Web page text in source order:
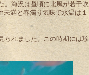
。海況は昼頃に北風が若干吹
未満と春濁り気味で水温は１
られました。この時期には珍